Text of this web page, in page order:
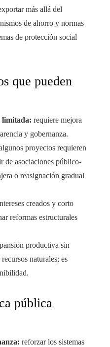
más allá del
de ahorro y normas
de protección social
que pueden
limitada: requiere mejora
y gobernanza.
proyectos requieren
de asociaciones público-
o reasignación gradual
creados y corto
reformas estructurales
productiva sin
naturales; es
pública
reforzar los sistemas